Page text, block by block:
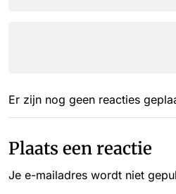
Er zijn nog geen reacties
Plaats een reactie
Je e-mailadres wordt niet